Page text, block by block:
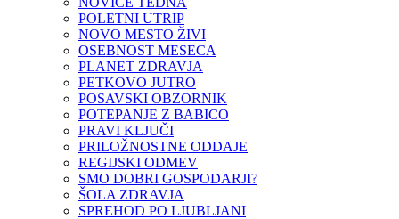
POLETNI UTRIP
NOVO MESTO ŽIVI
OSEBNOST MESECA
PLANET ZDRAVJA
PETKOVO JUTRO
POSAVSKI OBZORNIK
POTEPANJE Z BABICO
PRAVI KLJUČI
PRILOŽNOSTNE ODDAJE
REGIJSKI ODMEV
SMO DOBRI GOSPODARJI?
ŠOLA ZDRAVJA
SPREHOD PO LJUBLJANI